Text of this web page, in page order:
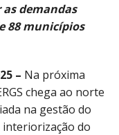
demandas
88 municípios
– Na próxima
chega ao norte
na gestão do
do